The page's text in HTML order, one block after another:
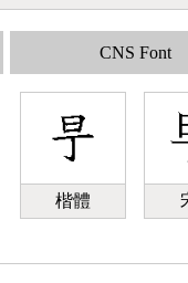
CNS Font
楷體